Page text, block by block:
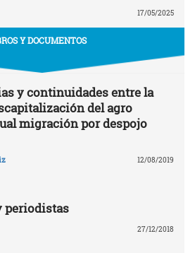
17/05/2025
Y DOCUMENTOS
y continuidades entre la
del agro
migración por despojo
12/08/2019
periodistas
27/12/2018